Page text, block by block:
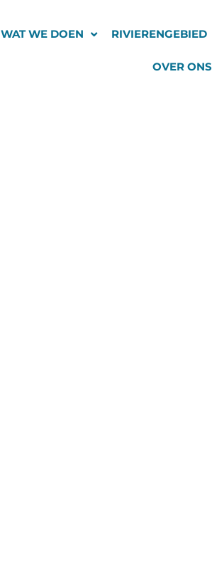
WAT WE DOEN RIVIERENGEBIED
OVER ONS